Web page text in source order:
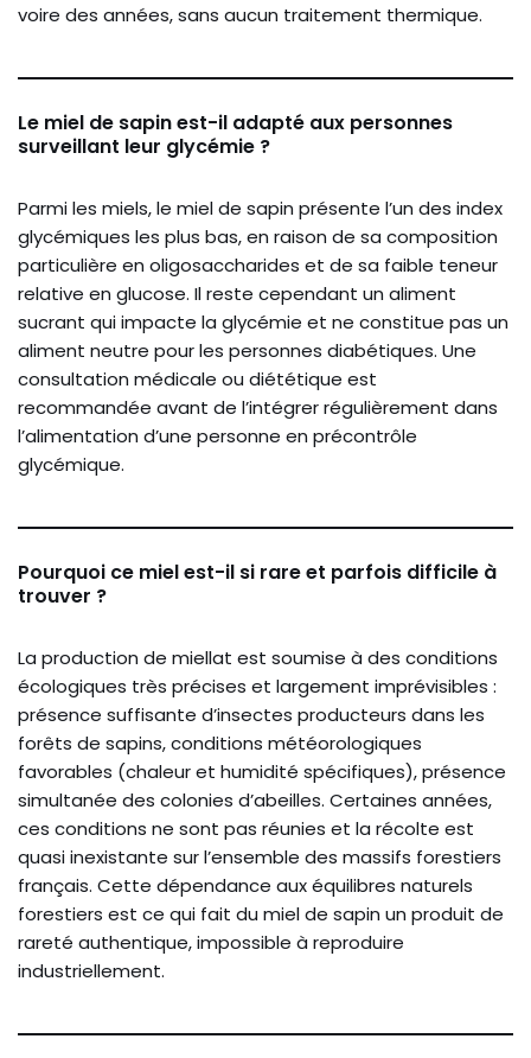
voire des années, sans aucun traitement thermique.
Le miel de sapin est-il adapté aux personnes
surveillant leur glycémie ?
Parmi les miels, le miel de sapin présente l’un des index
glycémiques les plus bas, en raison de sa composition
particulière en oligosaccharides et de sa faible teneur
relative en glucose. Il reste cependant un aliment
sucrant qui impacte la glycémie et ne constitue pas un
aliment neutre pour les personnes diabétiques. Une
consultation médicale ou diététique est
recommandée avant de l’intégrer régulièrement dans
l’alimentation d’une personne en précontrôle
glycémique.
Pourquoi ce miel est-il si rare et parfois difficile à
trouver ?
La production de miellat est soumise à des conditions
écologiques très précises et largement imprévisibles :
présence suffisante d’insectes producteurs dans les
forêts de sapins, conditions météorologiques
favorables (chaleur et humidité spécifiques), présence
simultanée des colonies d’abeilles. Certaines années,
ces conditions ne sont pas réunies et la récolte est
quasi inexistante sur l’ensemble des massifs forestiers
français. Cette dépendance aux équilibres naturels
forestiers est ce qui fait du miel de sapin un produit de
rareté authentique, impossible à reproduire
industriellement.